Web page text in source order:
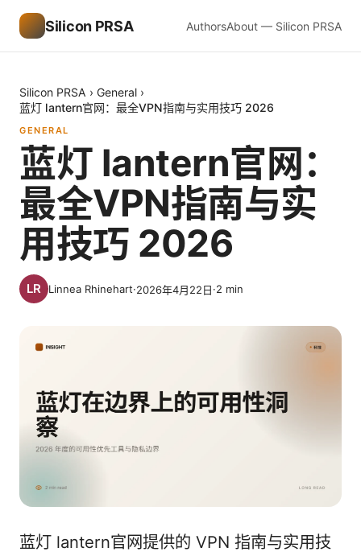
Silicon PRSA AuthorsAbout — Silicon PRSA
Silicon PRSA › General ›
蓝灯 lantern官网：最全VPN指南与实用技巧 2026
GENERAL
蓝灯 lantern官网：
最全VPN指南与实
用技巧 2026
Linnea Rhinehart·2026年4月22日·2 min
蓝灯 lantern官网提供的 VPN 指南与实用技